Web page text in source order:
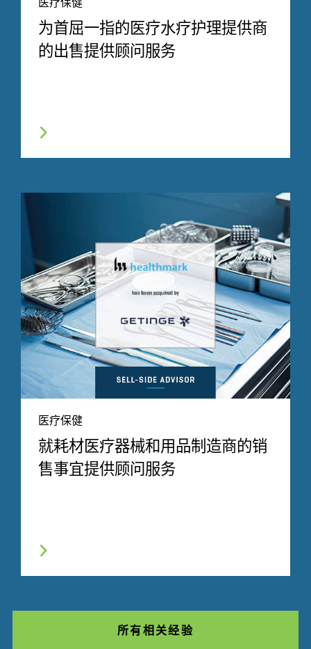
为首屈一指的医疗水疗护理提供商
的出售提供顾问服务
医疗保健
就耗材医疗器械和用品制造商的销
售事宜提供顾问服务
所有相关经验